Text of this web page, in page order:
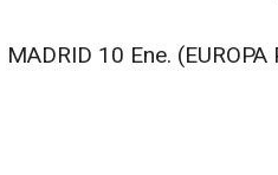
MADRID 10 Ene. (EUROPA